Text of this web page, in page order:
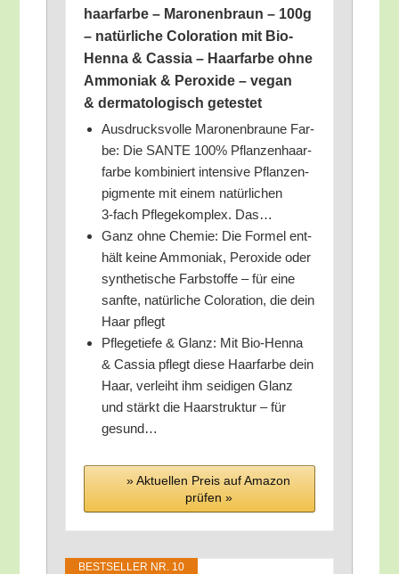
haar­far­be – Maro­nen­braun – 100g
– natür­li­che Colo­ra­ti­on mit Bio-
Hen­na & Cas­sia – Haar­far­be ohne
Ammo­ni­ak & Per­oxi­de – vegan
& der­ma­to­lo­gisch getestet
Aus­drucks­vol­le Maro­nen­brau­ne Far­
be: Die SANTE 100% Pflan­zen­haar­
far­be kom­bi­niert inten­si­ve Pflan­zen­
pig­men­te mit einem natür­li­chen
3‑fach Pfle­ge­kom­plex. Das…
Ganz ohne Che­mie: Die For­mel ent­
hält kei­ne Ammo­ni­ak, Per­oxi­de oder
syn­the­ti­sche Farb­stof­fe – für eine
sanf­te, natür­li­che Colo­ra­ti­on, die dein
Haar pflegt
Pfle­ge­tie­fe & Glanz: Mit Bio-Hen­na
& Cas­sia pflegt die­se Haar­far­be dein
Haar, ver­leiht ihm sei­di­gen Glanz
und stärkt die Haar­struk­tur – für
gesund…
» Aktu­el­len Preis auf Ama­zon
prü­fen »
BEST­SEL­LER NR. 10